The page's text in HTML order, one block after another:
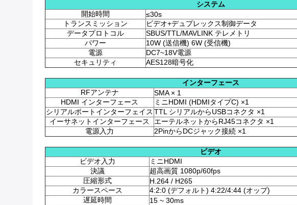
システム
開始時間
≤30s
トランスミッション
ビデオ+デュプレックス制御データ
データプロトコル
SBUS/TTL/MAVLINK テレメトリ
パワー
10W (送信機) 6W (受信機)
電源
DC7~18V電源
セキュリティ
AES128暗号化
インターフェース
RFアンテナ
SMA × 1
HDMI インターフェース
ミニHDMI (HDMIタイプC) ×1
シリアルポートインターフェイス TTL シリアルからUSBコネクタ ×1
イーサネットインターフェース
エーテルネットからRJ45コネクタ ×1
電源入力
2PinからDCジャック接続 ×1
ビデオ
ビデオ入力
ミニHDMI
決議
超高画質 1080p/60fps
圧縮形式
H.264 / H265
カラースペース
4:2:0 (デフォルト) 4:22/4:44 (オップ)
遅延時間
15 ~ 30ms